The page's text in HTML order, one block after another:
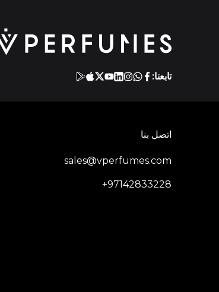
تابعنا:
اتصل بنا
sales@vperfumes.com
+97142833228